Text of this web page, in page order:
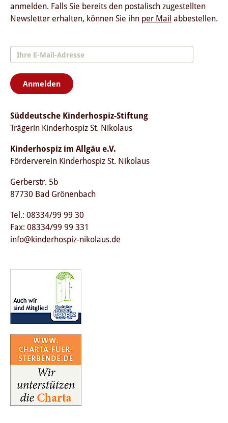
anmelden. Falls Sie bereits den postalisch zugestellten
Newsletter erhalten, können Sie ihn per Mail abbestellen.
Anmelden
Süddeutsche Kinderhospiz-Stiftung
Trägerin Kinderhospiz St. Nikolaus
Kinderhospiz im Allgäu e.V.
Förderverein Kinderhospiz St. Nikolaus
Gerberstr. 5b
87730 Bad Grönenbach
Tel.: 08334/99 99 30
Fax: 08334/99 99 331
info@kinderhospiz-nikolaus.de